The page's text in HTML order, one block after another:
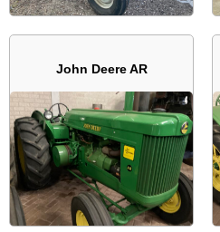
John Deere AR